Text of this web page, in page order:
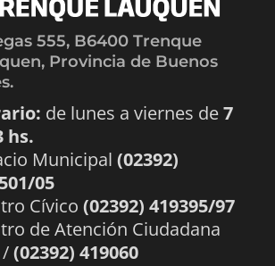
555, B6400 Trenque
Provincia de Buenos
de lunes a viernes de7
hs.
Municipal (02392)
05
Cívico (02392) 419395/97
de Atención Ciudadana
(02392) 419060